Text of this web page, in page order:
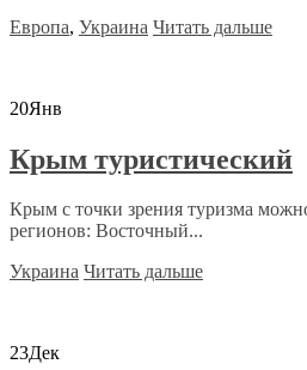
Европа, Украина Читать дальше
20Янв
Крым туристический
Крым с точки зрения туризма
регионов: Восточный...
Украина Читать дальше
23Дек